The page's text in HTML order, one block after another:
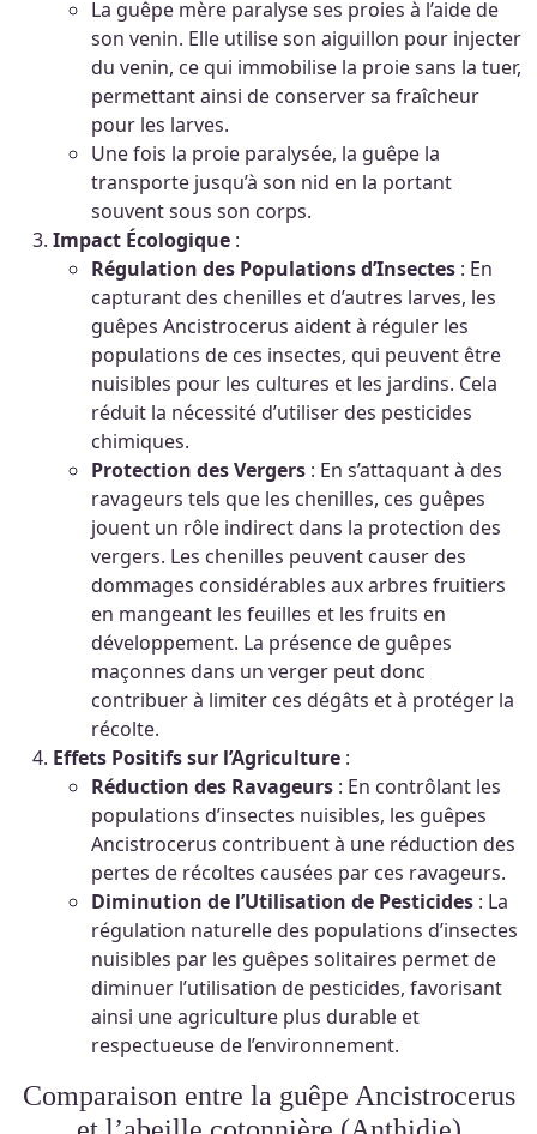
La guêpe mère paralyse ses proies à l’aide de
son venin. Elle utilise son aiguillon pour injecter
du venin, ce qui immobilise la proie sans la tuer,
permettant ainsi de conserver sa fraîcheur
pour les larves.
Une fois la proie paralysée, la guêpe la
transporte jusqu’à son nid en la portant
souvent sous son corps.
Impact Écologique :
Régulation des Populations d’Insectes : En
capturant des chenilles et d’autres larves, les
guêpes Ancistrocerus aident à réguler les
populations de ces insectes, qui peuvent être
nuisibles pour les cultures et les jardins. Cela
réduit la nécessité d’utiliser des pesticides
chimiques.
Protection des Vergers : En s’attaquant à des
ravageurs tels que les chenilles, ces guêpes
jouent un rôle indirect dans la protection des
vergers. Les chenilles peuvent causer des
dommages considérables aux arbres fruitiers
en mangeant les feuilles et les fruits en
développement. La présence de guêpes
maçonnes dans un verger peut donc
contribuer à limiter ces dégâts et à protéger la
récolte.
Effets Positifs sur l’Agriculture :
Réduction des Ravageurs : En contrôlant les
populations d’insectes nuisibles, les guêpes
Ancistrocerus contribuent à une réduction des
pertes de récoltes causées par ces ravageurs.
Diminution de l’Utilisation de Pesticides : La
régulation naturelle des populations d’insectes
nuisibles par les guêpes solitaires permet de
diminuer l’utilisation de pesticides, favorisant
ainsi une agriculture plus durable et
respectueuse de l’environnement.
Comparaison entre la guêpe Ancistrocerus